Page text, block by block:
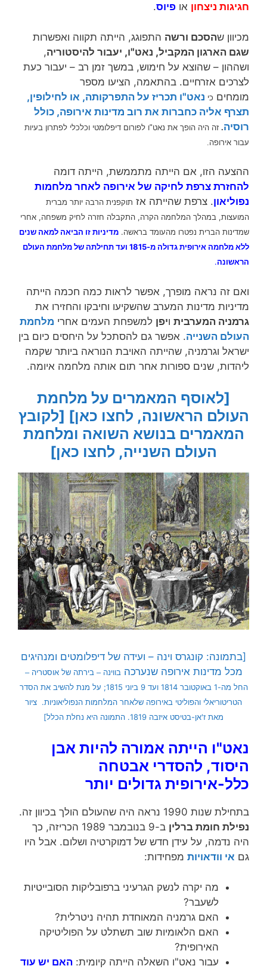
חגיגות ניצחון או פיוס.
מכיוון שהסכם ורשה התפוגג, הייתה תקווה ואפשרות
שגם הארגון המקביל, נאט"ו, יעבור להיסטוריה,
ושההון – שהוצא על חימוש, במשך זמן רב – יעבור כעת
לצרכים אזרחיים. בהתאמה, הציעו מספר
מומחים כי נאט"ו תכריז על התפרקותה, או לחילופין,
תצרף אליה כחברות את רוב מדינות אירופה, כולל
רוסיה. זה היה הופך את נאט"ו לפורום דיפלומטי וכלכלי לפתרון בעיות
עבור אירופה.
ההצעה הזו, אם הייתה מתממשת, הייתה דומה
להחזרת צרפת לחיקה של אירופה לאחר מלחמות
נפוליאון. צרפת שהייתה אז תוקפנית הרבה יותר מברית
המועצות, במהלך המלחמה הקרה, התקבלה חזרה לחיק משפחה, אחרי
שמדינות הברית נפטרו מהעומד בראשה. מדיניות זו הביאה למאה שנים
ללא מלחמה אירופית גדולה מ-1815 ועד
תחילתה שלמלחמת העולם
הראשונה.
ואם זה נראה מופרך, אפשר לראות כמה חכמה הייתה
מדיניות מדינות המערב שהשקיעו וחיבקו והחזירו את
גרמניה המערבית ויפן למשפחת העמים אחרי מלחמת
העולם השנייה. אפשר גם להסתכל על היחסים כיום בין
ישראל וגרמניה, שהייתה האויבת הנוראה ביותר שקמה
ליהדות, שנים ספורות אחר תום אותה מלחמה איומה.
[לאוסף המאמרים על מלחמת
העולם הראשונה, לחצו כאן] [לקובץ
המאמרים בנושא השואה ומלחמת
העולם השנייה, לחצו כאן]
[בתמונה: קונגרס וינה – ועידה של דיפלומטים ומנהיגים
מכל מדינות אירופה שנערכה בווינה – בירתה של אוסטריה –
החל מה-1 באוקטובר 1814 ועד9 ביוני 1815
; על מנת להשיב את הסדר
הטריטוריאלי והפוליטי באירופה שלאחר המלחמות הנפוליאוניות. ציור
מאת ז'אן-בטיסט איזבה 1819. התמונה היא נחלת הכלל]
נאט"ו הייתה אמורה להיות אבן
היסוד, להסדרי אבטחה
כלל-אירופית גדולים יותר
בתחילת שנות 1990 נראה היה שהעולם הולך בכיוון זה.
נפילת חומת ברלין
ב-9 בנובמבר 1989 הכריזה, כך
היה נדמה, על עידן חדש של דמוקרטיה ושלום. אבל היו
גם אי וודאויות מפחידות:
מה יקרה לנשק הגרעיני ברפובליקות הסובייטיות
לשעבר?
האם גרמניה המאוחדת תהיה ניטרלית?
האם הלאומיות שוב תשתלט על הפוליטיקה
האירופית?
עבור נאט"ו השאלה הייתה קיומית: האם יש עוד